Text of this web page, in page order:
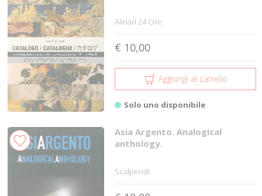
Alinari 24 Ore
€ 10,00
Aggiungi al carrello
Solo uno disponibile
Asia Argento. Analogical
anthology.
Scalpendi